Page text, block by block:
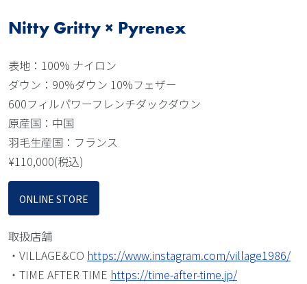
Nitty Gritty × Pyrenex
表地：100% ナイロン
ダウン：90%ダウン 10%フェザー
600フィルパワーフレンチダックダウン
原産国：中国
羽毛生産国：フランス
¥110,000(税込)
ONLINE STORE
取扱店舗
・VILLAGE&CO https://www.instagram.com/village1986/
・TIME AFTER TIME https://time-after-time.jp/